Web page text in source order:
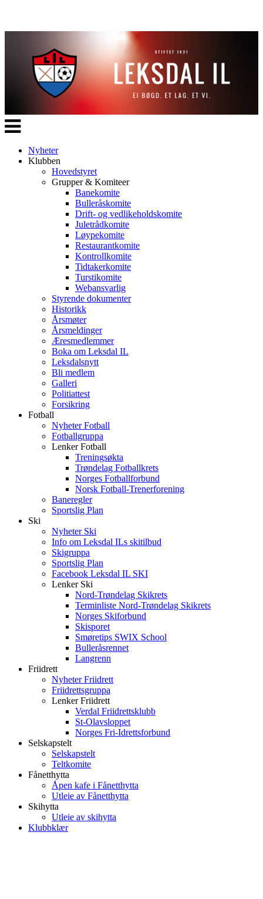
Veksle
navigasjon
Nyheter
Klubben
Hovedstyret
Grupper & Komiteer
Banekomite
Bulleråskomite
Drift- og vedlikeholdskomite
Juletrådkomite
Løypekomite
Restaurantkomite
Kontrollkomite
Tidtakerkomite
Turstikomite
Webansvarlig
Styrende dokumenter
Historikk
Årsmøter
Årsmeldinger
Æresmedlemmer
Boka om Leksdal IL
Leksdalsnytt
Bli medlem
Galleri
Politiattest
Forsikring
Fotball
Nyheter Fotball
Fotballgruppa
Lenker Fotball
Treningsøkta
Trøndelag Fotballkrets
Norges Fotballforbund
Norsk Fotball-Trenerforening
Baneregler
Sportslig Plan
Ski
Nyheter Ski
Info om Leksdal ILs skitilbud
Skigruppa
Sportslig Plan
Facebook Leksdal IL SKI
Lenker Ski
Nord-Trøndelag Skikrets
Terminliste Nord-Trøndelag Skikrets
Norges Skiforbund
Skisporet
Smøretips SWIX School
Bulleråsrennet
Langrenn
Friidrett
Nyheter Friidrett
Friidrettsgruppa
Lenker Friidrett
Verdal Friidrettsklubb
St-Olavsloppet
Norges Fri-Idrettsforbund
Selskapstelt
Selskapstelt
Teltkomite
Fånetthytta
Åpen kafe i Fånetthytta
Utleie av Fånetthytta
Skihytta
Utleie av skihytta
Klubbklær